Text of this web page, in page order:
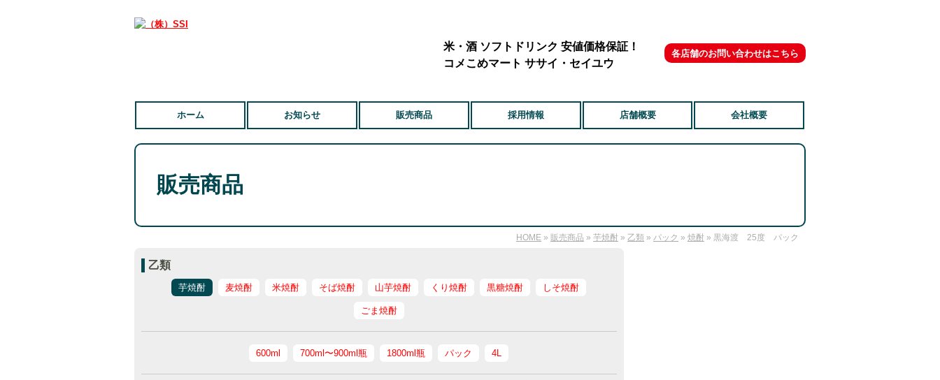
米・酒 ソフトドリンク 安値価格保証！
コメこめマート ササイ・セイユウ
各店舗のお問い合わせはこちら
ホーム お知らせ 販売商品 採用情報 店舗概要 会社概要
販売商品
HOME » 販売商品 » 芋焼酎 » 乙類 » パック » 焼酎 » 黒海渡 25度 パック
乙類
芋焼酎 麦焼酎 米焼酎 そば焼酎 山芋焼酎 くり焼酎 黒糖焼酎 しそ焼酎
ごま焼酎
600ml 700ml〜900ml瓶 1800ml瓶 パック 4L